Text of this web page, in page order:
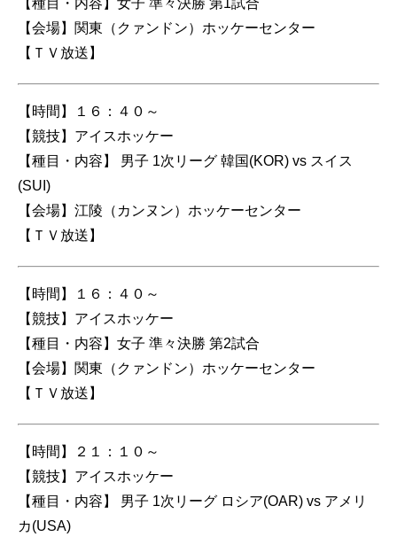
【種目・内容】女子 準々決勝 第1試合
【会場】関東（クァンドン）ホッケーセンター
【ＴＶ放送】
【時間】１６：４０～
【競技】アイスホッケー
【種目・内容】 男子 1次リーグ 韓国(KOR) vs スイス
(SUI)
【会場】江陵（カンヌン）ホッケーセンター
【ＴＶ放送】
【時間】１６：４０～
【競技】アイスホッケー
【種目・内容】女子 準々決勝 第2試合
【会場】関東（クァンドン）ホッケーセンター
【ＴＶ放送】
【時間】２１：１０～
【競技】アイスホッケー
【種目・内容】 男子 1次リーグ ロシア(OAR) vs アメリ
カ(USA)